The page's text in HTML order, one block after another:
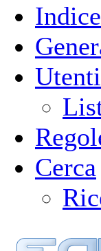
Indice
Utenti
Cerca